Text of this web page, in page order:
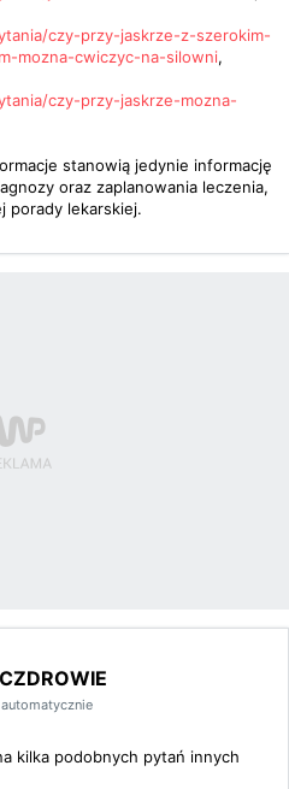
czy-przy-jaskrze-z-szerokim-
mozna-cwiczyc-na-silowni,
czy-przy-jaskrze-mozna-
stanowią jedynie informację
oraz zaplanowania leczenia,
porady lekarskiej.
kilka podobnych pytań innych